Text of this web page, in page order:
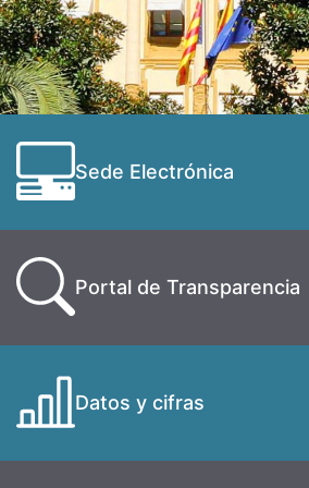
Sede Electrónica
Portal de Transparencia
Datos y cifras